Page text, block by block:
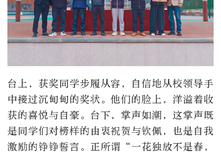
台上，获奖同学步履从容，自信地从校领导手
中接过沉甸甸的奖状。他们的脸上，洋溢着收
获的喜悦与自豪。台下，掌声如潮，这掌声既
是同学们对榜样的由衷祝贺与钦佩，也是自我
激励的铮铮誓言。正所谓“一花独放不是春，